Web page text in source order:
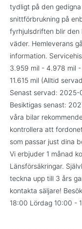
tydligt på den
snittförbrukning på
fyrhjulsdriften blir den
väder. Hemleverans
information.
3.959 mil - 4.978 mil
11.615 mil (Alltid
Senast servad:
Besiktigas senast:
våra bilar
kontrollera att
som passar just dina
Vi erbjuder 1 månad
Länsförsäkringar.
teckna upp till 3 års
kontakta säljare!
18:00 Lördag 10:00 -